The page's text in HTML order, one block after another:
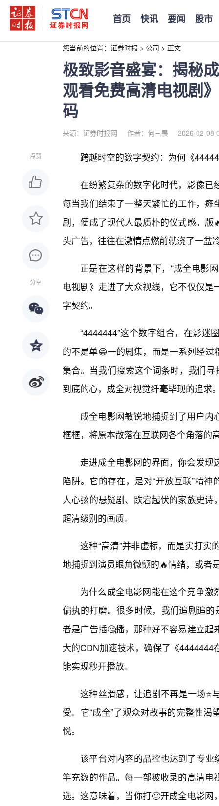
首页 快讯 要闻 股市
您当前的位置： 证券时报 > 公司 > 正文
极致影音盛宴：揭秘
观看免费高清电视剧
码
来源：证券时报网 作者：何三畏 2026-02-08
点赞
分享
跨越时空的数字契约：为何《
在纷繁复杂的数字化时代，影像已
每当我们结束了一整天繁忙的工作，
剧，便成了现代人最质朴的仪式感。
头广告，往往在激情点燃前就浇了一盆
正是在这样的背景下，“成全电影
电视剧》走进了大众视线，它不仅仅
字契约。
“4444444”这个数字组合，在影迷
的不是单😁一的剧集，而是一系列经
集合。当我们搜索这个词条时，我们
到底的心，成全对视觉纤毫毕现的追求
成全电影网敏锐地捕捉到了用户
框框，将原本散落在互联网各个角落的
走进成全电影网的界面，你会发
陷阱。它的存在，是对“开放互联”精
人心弦的悬疑剧、跌宕起伏的家族史
超清级别的画质。
这种“高清”并非虚标，而是实打
地捕捉到演员眼角微颤的🔥情绪，或者
为什么成全电影网能在这个竞争
偏执的打磨。很多时候，我们追剧追
者是广告插🤔播，那种好不容易建立
大的CDN加速技术，确保了《
能实现秒开播放。
这种丝滑感，让追剧不再是一场⭐
受。它“成全”了观众对故事的完整性
悦。
该平台对内容的品控也达到了专
竽充数的作品。每一部被收录的高清
选。这意味着，当你打🙂开成全电影